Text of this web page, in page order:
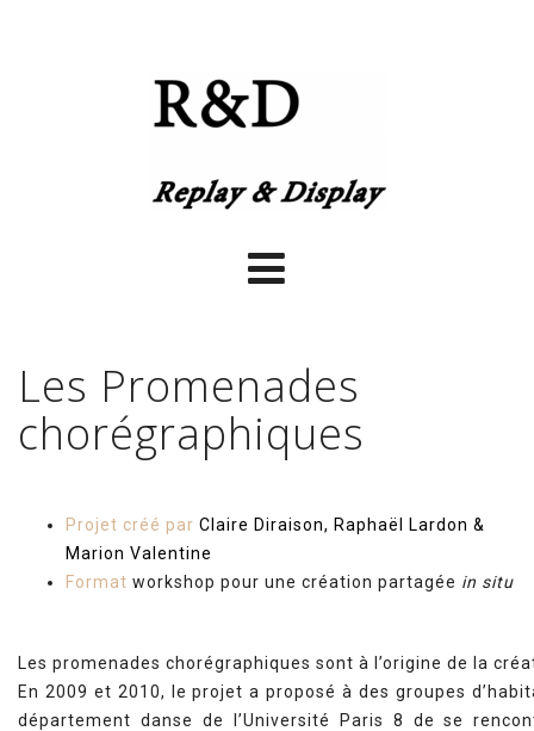
Les Promenades
chorégraphiques
Projet créé par Claire Diraison, Raphaël Lardon &
Marion Valentine
Format workshop pour une création partagée in situ
Les promenades chorégraphiques sont à l’origine de la
En 2009 et 2010, le projet a proposé à des groupes
département danse de l’Université Paris 8 de se